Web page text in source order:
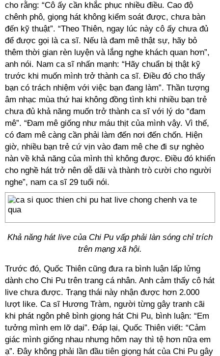
cho rằng: “Cô ấy cần khắc phục nhiều điều. Cao độ
chênh phô, giọng hát không kiểm soát được, chưa bàn
đến kỹ thuật”. “Theo Thiên, ngay lúc này cô ấy chưa đủ
để được gọi là ca sĩ. Nếu là đam mê thật sự, hãy bỏ
thêm thời gian rèn luyện và lắng nghe khách quan hơn”,
anh nói. Nam ca sĩ nhấn mạnh: “Hãy chuẩn bị thật kỹ
trước khi muốn mình trở thành ca sĩ. Điều đó cho thấy
bạn có trách nhiệm với việc bạn đang làm”. Thần tượng
âm nhạc mùa thứ hai không đồng tình khi nhiều bạn trẻ
chưa đủ khả năng muốn trở thành ca sĩ với lý do “đam
mê”. “Đam mê giống như máu thịt của mình vậy. Vì thế,
có đam mê càng cần phải làm đến nơi đến chốn. Hiện
giờ, nhiều bạn trẻ cứ vịn vào đam mê che đi sự nghèo
nàn về khả năng của mình thì không được. Điều đó khiến
cho nghề hát trở nên dễ dãi và thành trò cười cho người
nghe”, nam ca sĩ 29 tuổi nói.
Khả năng hát live của Chi Pu vấp phải làn sóng chỉ trích
trên mạng xã hội.
Trước đó, Quốc Thiên cũng đưa ra bình luận lấp lửng
dành cho Chi Pu trên trang cá nhân. Anh cảm thấy cô hát
live chưa được. Trạng thái này nhận được hơn 2.000
lượt like. Ca sĩ Hương Tràm, người từng gây tranh cãi
khi phát ngôn phê bình giọng hát Chi Pu, bình luận: “Em
tưởng mình em lỡ dại”. Đáp lại, Quốc Thiên viết: “Cảm
giác mình giống nhau nhưng hôm nay thì tệ hơn nữa em
ạ”. Đây không phải lần đầu tiên giọng hát của Chi Pu gây